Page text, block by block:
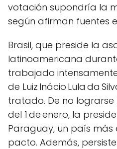
votación supondría la
según afirman fuentes
Brasil, que preside la
latinoamericana
trabajado
de Luiz Inácio Lula da
tratado. De no
del 1 de enero, la
Paraguay, un país
pacto. Además,